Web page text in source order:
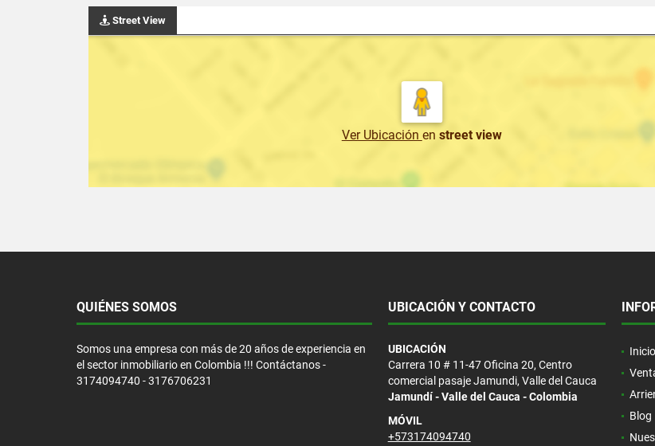
Street View
Ver Ubicación en street view
QUIÉNES SOMOS
Somos una empresa con más de 20 años de experiencia en
el sector inmobiliario en Colombia !!! Contáctanos -
3174094740 - 3176706231
UBICACIÓN Y CONTACTO
UBICACIÓN
Carrera 10 # 11-47 Oficina 20, Centro
comercial pasaje Jamundi, Valle del Cauca
Jamundí - Valle del Cauca - Colombia
MÓVIL
+573174094740
Inicio
Blog